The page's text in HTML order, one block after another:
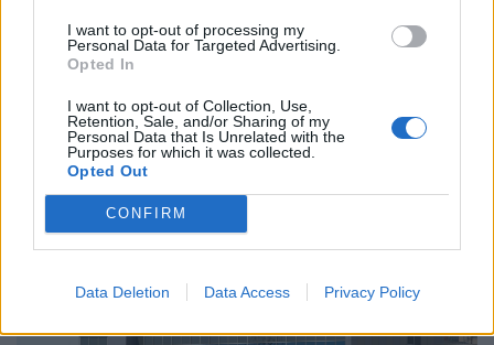
I want to opt-out of processing my
Personal Data for Targeted Advertising.
Opted In
I want to opt-out of Collection, Use,
Retention, Sale, and/or Sharing of my
Personal Data that Is Unrelated with the
Purposes for which it was collected.
Opted Out
CONFIRM
Data Deletion Data Access Privacy Policy
Ér majd valamit a diploma, mire a felvételizők
elvégzik az egyetemet? Nem minden papírnak
ugyanannyi az értéke
A legnagyobb verseny a marketing, média és PR
területén figyelhető meg, ahol átlagosan száz feletti
jelentkező juthat egy pályakezdő állásra.